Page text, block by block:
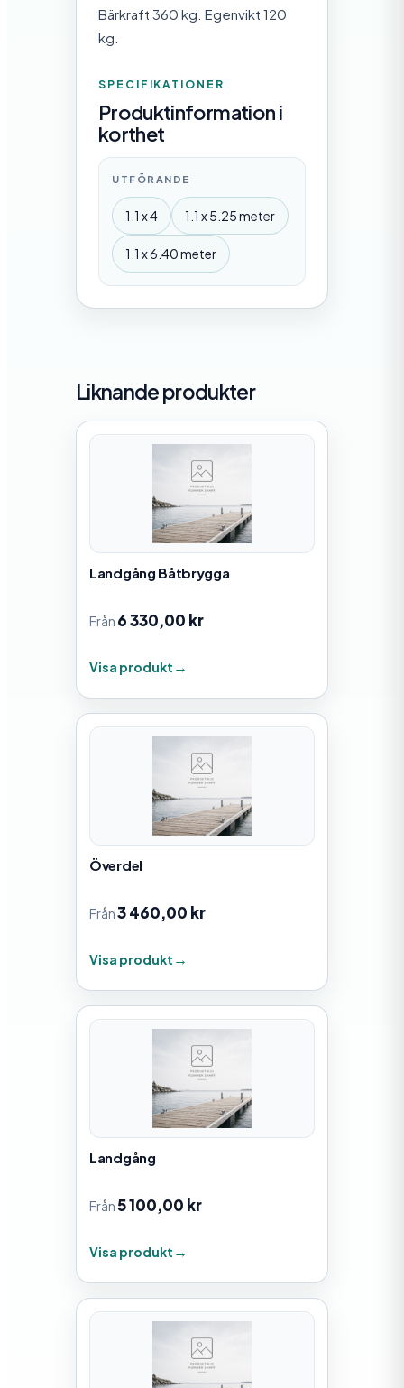
Bärkraft 360 kg. Egenvikt 120
kg.
SPECIFIKATIONER
Produktinformation i
korthet
UTFÖRANDE
1.1 x 4 1.1 x 5.25 meter
1.1 x 6.40 meter
Liknande produkter
Landgång Båtbrygga
Från 6 330,00 kr
Visa produkt
Överdel
Från3 460,00 kr
Visa produkt
Landgång
Från5 100,00 kr
Visa produkt